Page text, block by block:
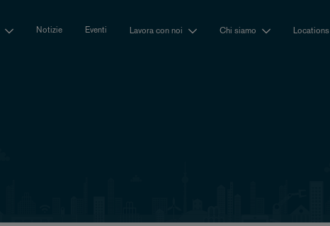
Notizie Eventi Lavora con noi Chi siamo Locations